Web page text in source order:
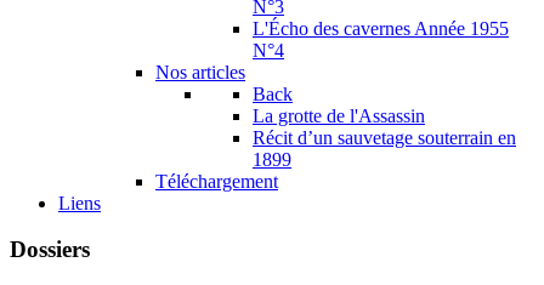
N°3
L'Écho des cavernes Année 1955
N°4
Nos articles
Back
La grotte de l'Assassin
Récit d’un sauvetage souterrain en
1899
Téléchargement
Liens
Dossiers